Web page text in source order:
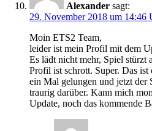
Alexander sagt:
29. November 2018 um 14:46
Moin ETS2 Team,
leider ist mein Profil mit dem
Es lädt nicht mehr, Spiel stürzt
Profil ist schrott. Super. Das
ein Mal gelungen und jetzt der
traurig darüber. Kann mich
Update, noch das kommende